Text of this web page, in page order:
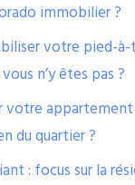
immobilier ?
votre pied-à-
n’y êtes pas ?
appartement
du quartier ?
: focus sur la